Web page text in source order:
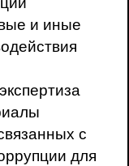
и иные
с
для